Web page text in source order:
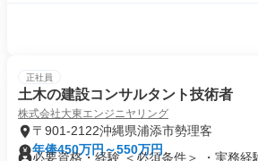
正社員
土木の建設コンサルタント技術者
株式会社大東エンジニヤリング
〒901-2122沖縄県浦添市勢理客
年俸450万円～550万円
必要資格・経験 ＜必須条件＞ ・実務経